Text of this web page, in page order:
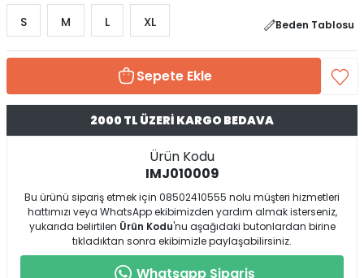
S M L XL Beden Tablosu
Sepete Ekle
2000 TL ÜZERİ KARGO BEDAVA
Ürün Kodu
IMJ010009
Bu ürünü sipariş etmek için 08502410555 nolu müşteri hizmetleri
hattımızı veya WhatsApp ekibimizden yardım almak isterseniz,
yukarıda belirtilen Ürün Kodu'nu aşağıdaki butonlardan birine
tıkladıktan sonra ekibimizle paylaşabilirsiniz.
Whatsapp Sipariş